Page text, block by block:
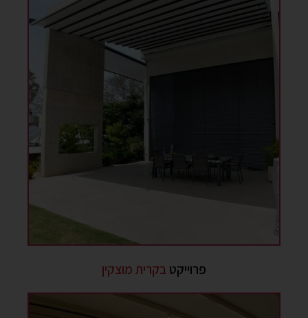
פרוייקט בקרית מוצקין